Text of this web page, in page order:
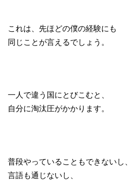
これは、先ほどの僕の経験にも
同じことが言えるでしょう。
一人で違う国にとびこむと、
自分に淘汰圧がかかります。
普段やっていることもできないし、
言語も通じないし、